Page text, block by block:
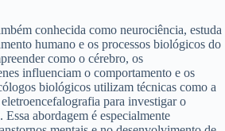
conhecida como neurociência, estuda
humano e os processos biológicos do
como o cérebro, os
influenciam o comportamento e os
biológicos utilizam técnicas como a
para investigar o
abordagem é especialmente